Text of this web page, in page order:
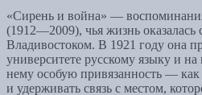
«Сирень и война» —
(1912—2009), чья жизнь оказалась
Владивостоком. В 1921 году она
университете русскому языку и
нему особую привязанность —
и удерживать связь с местом,